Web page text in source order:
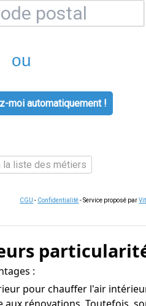
ou
moi automatiquement !
la liste des métiers
CGU - Confidentialité- Service proposé par
:
pour chauffer l'air